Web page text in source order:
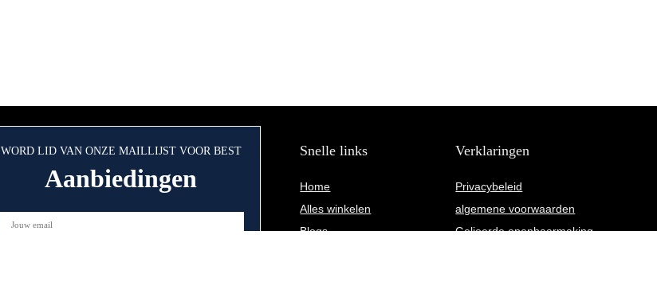
WORD LID VAN ONZE MAILLIJST VOOR BEST
Aanbiedingen
Snelle links
Home
Alles winkelen
Blogs
Verklaringen
Privacybeleid
algemene voorwaarden
Gelieerde openbaarmaking